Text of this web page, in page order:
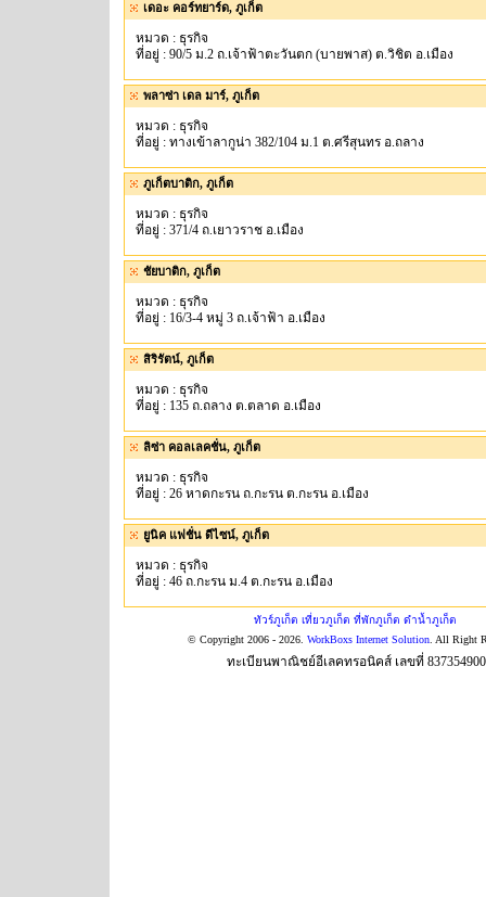
เดอะ คอร์ทยาร์ด, ภูเก็ต
หมวด : ธุรกิจ
ที่อยู่ : 90/5 ม.2 ถ.เจ้าฟ้าตะวันตก (บายพาส) ต.วิชิต อ.เมือง
พลาซ่า เดล มาร์, ภูเก็ต
หมวด : ธุรกิจ
ที่อยู่ : ทางเข้าลากูน่า 382/104 ม.1 ต.ศรีสุนทร อ.ถลาง
ภูเก็ตบาติก, ภูเก็ต
หมวด : ธุรกิจ
ที่อยู่ : 371/4 ถ.เยาวราช อ.เมือง
ชัยบาติก, ภูเก็ต
หมวด : ธุรกิจ
ที่อยู่ : 16/3-4 หมู่ 3 ถ.เจ้าฟ้า อ.เมือง
สิริรัตน์, ภูเก็ต
หมวด : ธุรกิจ
ที่อยู่ : 135 ถ.ถลาง ต.ตลาด อ.เมือง
ลิซ่า คอลเลคชั่น, ภูเก็ต
หมวด : ธุรกิจ
ที่อยู่ : 26 หาดกะรน ถ.กะรน ต.กะรน อ.เมือง
ยูนิค แฟชั่น ดีไซน์, ภูเก็ต
หมวด : ธุรกิจ
ที่อยู่ : 46 ถ.กะรน ม.4 ต.กะรน อ.เมือง
ทัวร์ภูเก็ต เที่ยวภูเก็ต ที่พักภูเก็ต ดำน้ำภูเก็ต
© Copyright 2006 - 2026. WorkBoxs Internet Solution. All Right
ทะเบียนพาณิชย์อีเลคทรอนิคส์ เลขที่